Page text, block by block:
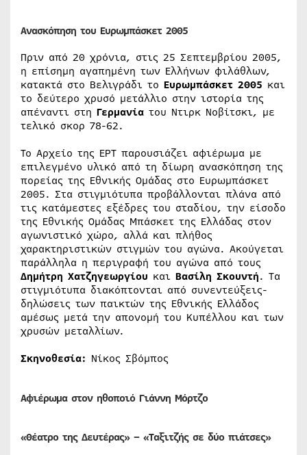
Ανασκόπηση του Ευρωμπάσκετ 2005
Πριν από 20 χρόνια, στις 25 Σεπτεμβρίου 2005,
η επίσημη αγαπημένη των Ελλήνων φιλάθλων,
κατακτά στο Βελιγράδι το Ευρωμπάσκετ 2005 και
το δεύτερο χρυσό μετάλλιο στην ιστορία της
απέναντι στη Γερμανία του Ντιρκ Νοβίτσκι, με
τελικό σκορ 78-62.
Το Αρχείο της ΕΡΤ παρουσιάζει αφιέρωμα με
επιλεγμένο υλικό από τη δίωρη ανασκόπηση της
πορείας της Εθνικής Ομάδας στο Ευρωμπάσκετ
2005. Στα στιγμιότυπα προβάλλονται πλάνα από
τις κατάμεστες εξέδρες του σταδίου, την είσοδο
της Εθνικής Ομάδας Μπάσκετ της Ελλάδας στον
αγωνιστικό χώρο, αλλά και πλήθος
χαρακτηριστικών στιγμών του αγώνα. Ακούγεται
παράλληλα η περιγραφή του αγώνα από τους
Δημήτρη Χατζηγεωργίου και Βασίλη Σκουντή. Τα
στιγμιότυπα διακόπτονται από συνεντεύξεις-
δηλώσεις των παικτών της Εθνικής Ελλάδος
αμέσως μετά την απονομή του Κυπέλλου και των
χρυσών μεταλλίων.
Σκηνοθεσία: Νίκος Σβόμπος
Αφιέρωμα στον ηθοποιό Γιάννη Μόρτζο
«Θέατρο της Δευτέρας» – «Ταξιτζής σε δύο πιάτσες»